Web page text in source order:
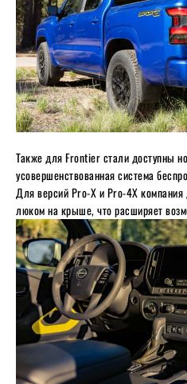
Также для Frontier стали доступны
усовершенствованная система
Для версий Pro-X и Pro-4X
люком на крыше, что расширяет